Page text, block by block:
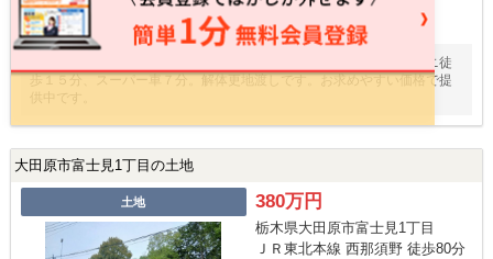
15枚
★ゆたか団地内★３０．３坪の土地です。バス停徒歩２分、コンビニ徒
歩１５分、スーパー車７分。解体更地渡しです。お求めやすい価格で提
供中です。
大田原市富士見1丁目の土地
土地 380万円
栃木県大田原市富士見1丁目
ＪＲ東北本線 西那須野 徒歩80分